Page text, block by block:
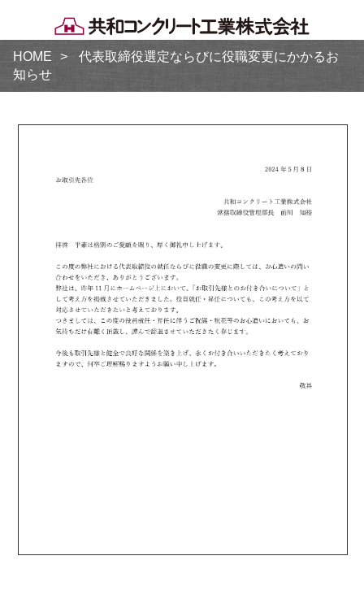
HOME
代表取締役選定ならびに役職変更にかかるお
知らせ